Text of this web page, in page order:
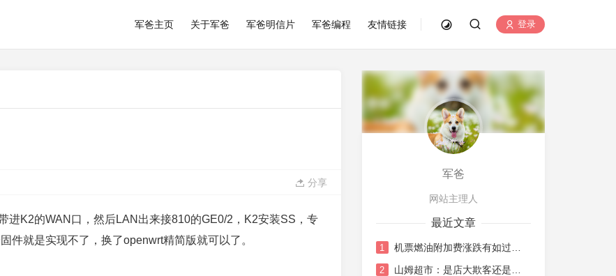
军爸主页 关于军爸 军爸明信片 军爸编程 友情链接 登录
分享
进K2的WAN口，然后LAN出来接810的GE0/2，K2安装SS，专
件就是实现不了，换了openwrt精简版就可以了。
军爸
网站主理人
最近文章
1
2